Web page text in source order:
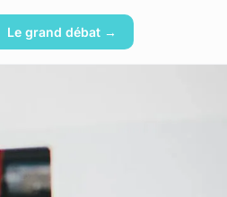
Le grand débat →